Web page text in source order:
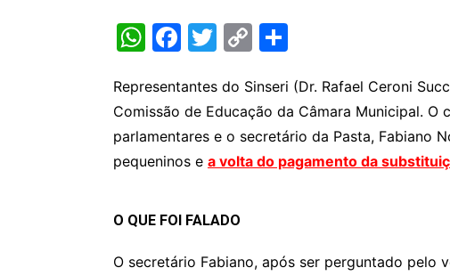
W
at
s
A
p
p
F
c
e
b
o
o
k
T
itt
er
C
p
y
Li
n
ar
e
Representantes do Sinseri (Dr. Rafael Ceroni
Comissão de Educação da Câmara Municipal.
parlamentares e o secretário da Pasta, Fabiano
pequeninos e a volta do pagamento da
O QUE FOI FALADO
O secretário Fabiano, após ser perguntado pelo